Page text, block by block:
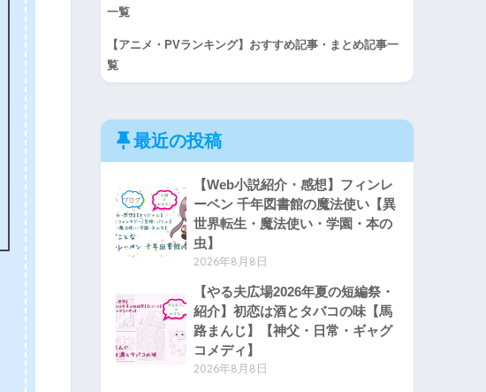
一覧
【アニメ・PVランキング】おすすめ記事・まとめ記事一
覧
最近の投稿
【Web小説紹介・感想】フィンレ
ーベン 千年図書館の魔法使い【異
世界転生・魔法使い・学園・本の
虫】
2026年8月8日
【やる夫広場2026年夏の短編祭・
紹介】初恋は酒とタバコの味【馬
路まんじ】【神父・日常・ギャグ
コメディ】
2026年8月8日